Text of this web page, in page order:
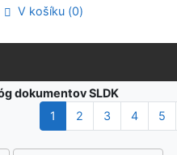
V košíku (0)
dokumentov SLDK
1 2 3 4 5